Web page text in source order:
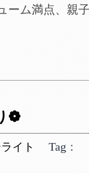
ーム満点、親
❁
イト Tag ：